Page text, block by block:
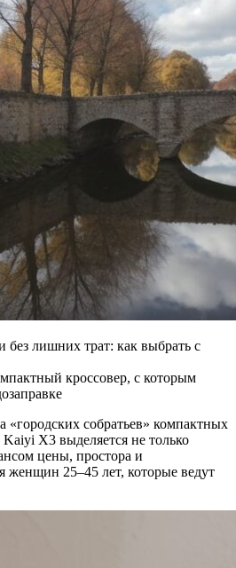
без лишних трат: как выбрать с
кроссовер, с которым
«городских собратьев» компактных
X3 выделяется не только
цены, простора и
женщин 25–45 лет, которые ведут